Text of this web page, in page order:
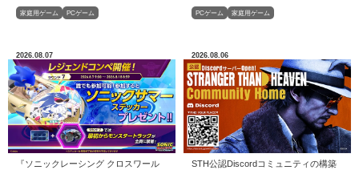
家庭用ゲーム PCゲーム
ムプレイトレーラーが公開
PCゲーム 家庭用ゲーム
2026.08.07
『ソニックレーシング クロスワール
2026.08.06
STH公認Discordコミュニティの構築